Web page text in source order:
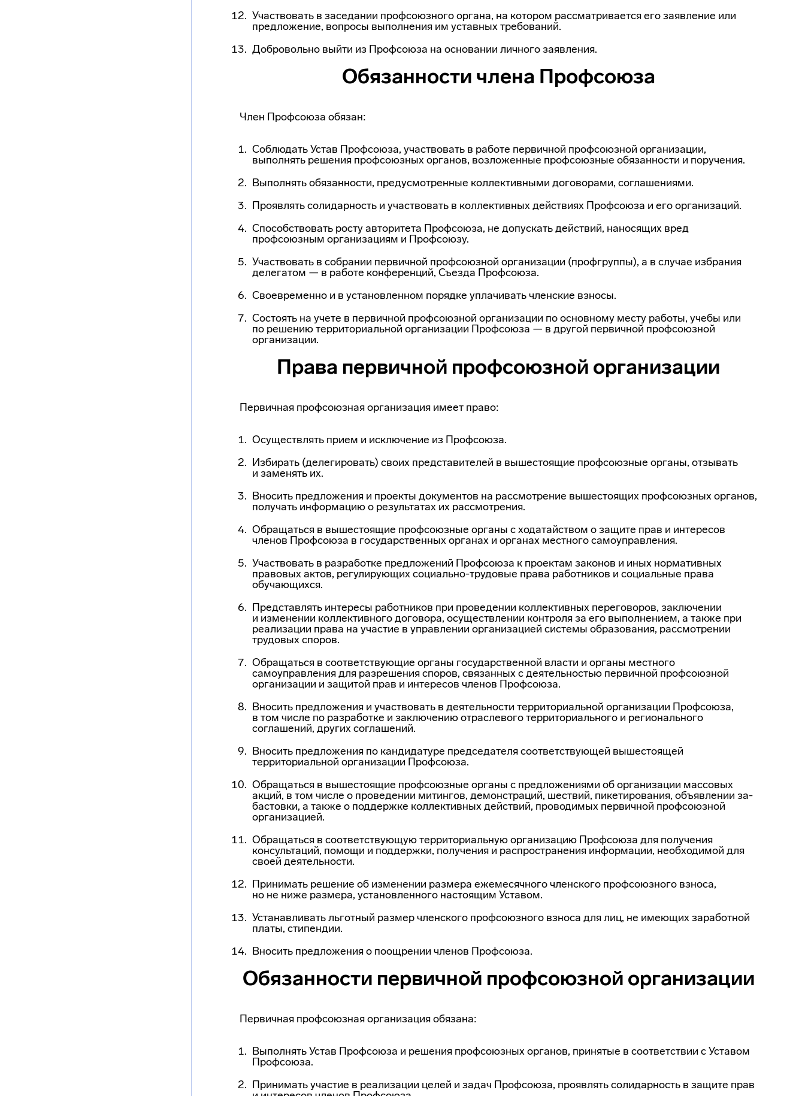
Участвовать в заседании профсоюзного органа, на котором рас­сматривается его заявление или
предложение, вопросы выполнения им уставных требований.
Добровольно выйти из Профсоюза на основании личного за­явления.
Обязанности члена Профсоюза
Член Профсоюза обязан:
Соблюдать Устав Профсоюза, участвовать в работе первичной профсоюзной организации,
выполнять решения профсоюзных орга­нов, возложенные профсоюзные обязанности и поручения.
Выполнять обязанности, предусмотренные коллективными дого­ворами, соглашениями.
Проявлять солидарность и участвовать в коллективных действиях Профсоюза и его организаций.
Способствовать росту авторитета Профсоюза, не допускать дейс­твий, наносящих вред
профсоюзным организациям и Профсоюзу.
Участвовать в собрании первичной профсоюзной организации (профгруппы), а в случае избрания
делегатом — в работе конференций, Съезда Профсоюза.
Своевременно и в установленном порядке уплачивать членские взносы.
Состоять на учете в первичной профсоюзной организации по ос­новному месту работы, учебы или
по решению территориальной орга­низации Профсоюза — в другой первичной профсоюзной
организации.
Права первичной профсоюзной организации
Первичная профсоюзная организация имеет право:
Осуществлять прием и исключение из Профсоюза.
Избирать (делегировать) своих представителей в вышестоящие профсоюзные органы, отзывать
и заменять их.
Вносить предложения и проекты документов на рассмотрение вышестоящих профсоюзных органов,
получать информацию о ре­зультатах их рассмотрения.
Обращаться в вышестоящие профсоюзные органы с ходатайс­твом о защите прав и интересов
членов Профсоюза в государствен­ных органах и органах местного самоуправления.
Участвовать в разработке предложений Профсоюза к проектам законов и иных нормативных
правовых актов, регулирующих соци­ально-трудовые права работников и социальные права
обучающихся.
Представлять интересы работников при проведении коллектив­ных переговоров, заключении
и изменении коллективного договора, осуществлении контроля за его выполнением, а также при
реализа­ции права на участие в управлении организацией системы образова­ния, рассмотрении
трудовых споров.
Обращаться в соответствующие органы государственной власти и органы местного
самоуправления для разрешения споров, связан­ных с деятельностью первичной профсоюзной
организации и защи­той прав и интересов членов Профсоюза.
Вносить предложения и участвовать в деятельности территори­альной организации Профсоюза,
в том числе по разработке и заклю­чению отраслевого территориального и регионального
соглашений, других соглашений.
Вносить предложения по кандидатуре председателя соответс­твующей вышестоящей
территориальной организации Профсоюза.
Обращаться в вышестоящие профсоюзные органы с предло­жениями об организации массовых
акций, в том числе о проведении митингов, демонстраций, шествий, пикетирования, объявлении за­
бастовки, а также о поддержке коллективных действий, проводимых первичной профсоюзной
организацией.
Обращаться в соответствующую территориальную организа­цию Профсоюза для получения
консультаций, помощи и поддержки, получения и распространения информации, необходимой для
своей деятельности.
Принимать решение об изменении размера ежемесячного член­ского профсоюзного взноса,
но не ниже размера, установленного на­стоящим Уставом.
Устанавливать льготный размер членского профсоюзного взно­са для лиц, не имеющих заработной
платы, стипендии.
Вносить предложения о поощрении членов Профсоюза.
Обязанности первичной профсоюзной организации
Первичная профсоюзная организация обязана:
Выполнять Устав Профсоюза и решения профсоюзных органов, принятые в соответствии с Уставом
Профсоюза.
Принимать участие в реализации целей и задач Профсоюза, про­являть солидарность в защите прав